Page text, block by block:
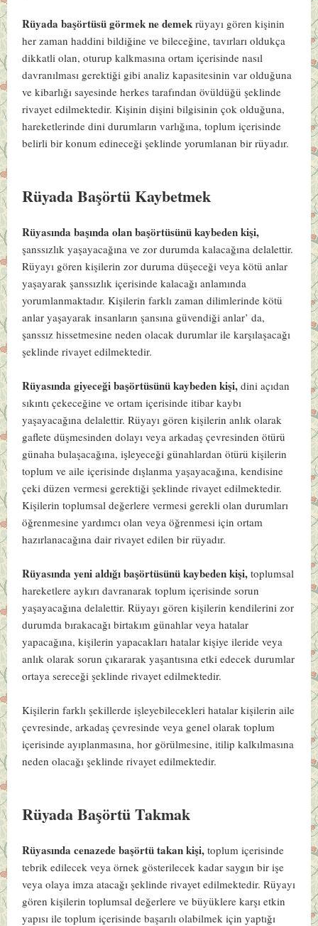
Rüyada başörtüsü görmek ne demekrüyayı gören kişinin
her zaman haddini bildiğine ve bileceğine, tavırları oldukça
dikkatli olan, oturup kalkmasına ortam içerisinde nasıl
davranılması gerektiği gibi analiz kapasitesinin var olduğuna
ve kibarlığı sayesinde herkes tarafından övüldüğü şeklinde
rivayet edilmektedir. Kişinin dişini bilgisinin çok olduğuna,
hareketlerinde dini durumların varlığına, toplum içerisinde
belirli bir konum edineceği şeklinde yorumlanan bir rüyadır.
Rüyada Başörtü Kaybetmek
Rüyasında başında olan başörtüsünü kaybeden kişi,
şanssızlık yaşayacağına ve zor durumda kalacağına delalettir.
Rüyayı gören kişilerin zor duruma düşeceği veya kötü anlar
yaşayarak şanssızlık içerisinde kalacağı anlamında
yorumlanmaktadır. Kişilerin farklı zaman dilimlerinde kötü
anlar yaşayarak insanların şansına güvendiği anlar’ da,
şanssız hissetmesine neden olacak durumlar ile karşılaşacağı
şeklinde rivayet edilmektedir.
Rüyasında giyeceği başörtüsünü kaybeden kişi, dini açıdan
sıkıntı çekeceğine ve ortam içerisinde itibar kaybı
yaşayacağına delalettir. Rüyayı gören kişilerin anlık olarak
gaflete düşmesinden dolayı veya arkadaş çevresinden ötürü
günaha bulaşacağına, işleyeceği günahlardan ötürü kişilerin
toplum ve aile içerisinde dışlanma yaşayacağına, kendisine
çeki düzen vermesi gerektiği şeklinde rivayet edilmektedir.
Kişilerin toplumsal değerlere vermesi gerekli olan durumları
öğrenmesine yardımcı olan veya öğrenmesi için ortam
hazırlanacağına dair rivayet edilen bir rüyadır.
Rüyasında yeni aldığı başörtüsünü kaybeden kişi, toplumsal
hareketlere aykırı davranarak toplum içerisinde sorun
yaşayacağına delalettir. Rüyayı gören kişilerin kendilerini zor
durumda bırakacağı birtakım günahlar veya hatalar
yapacağına, kişilerin yapacakları hatalar kişiye ileride veya
anlık olarak sorun çıkararak yaşantısına etki edecek durumlar
ortaya sereceği şeklinde rivayet edilmektedir.
Kişilerin farklı şekillerde işleyebilecekleri hatalar kişilerin aile
çevresinde, arkadaş çevresinde veya genel olarak toplum
içerisinde ayıplanmasına, hor görülmesine, itilip kalkılmasına
neden olacağı şeklinde rivayet edilmektedir.
Rüyada Başörtü Takmak
Rüyasında cenazede başörtü takan kişi, toplum içerisinde
tebrik edilecek veya örnek gösterilecek kadar saygın bir işe
veya olaya imza atacağı şeklinde rivayet edilmektedir. Rüyayı
gören kişilerin toplumsal değerlere ve büyüklere karşı etkin
yapısı ile toplum içerisinde başarılı olabilmek için yaptığı